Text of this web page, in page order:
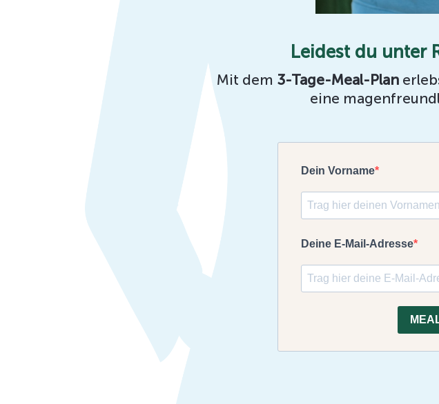
Leidest du unter
Mit dem 3-Tage-Meal-Plan
eine
Dein Vorname
Deine E-Mail-Adresse